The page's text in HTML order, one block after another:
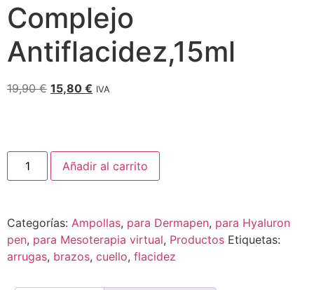
Complejo
Antiflacidez,15ml
19,90€ 15,80 € IVA
Añadir al carrito
Categorías: Ampollas, para Dermapen, para Hyaluron
pen, para Mesoterapia virtual, Productos Etiquetas:
arrugas, brazos, cuello, flacidez